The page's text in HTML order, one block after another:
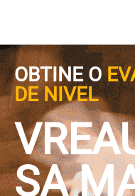
OBTINE O
DE NIVEL
SA